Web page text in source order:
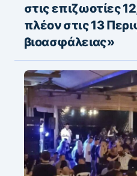
στις επιζωοτίες
πλέον στις 13
βιοασφάλειας»